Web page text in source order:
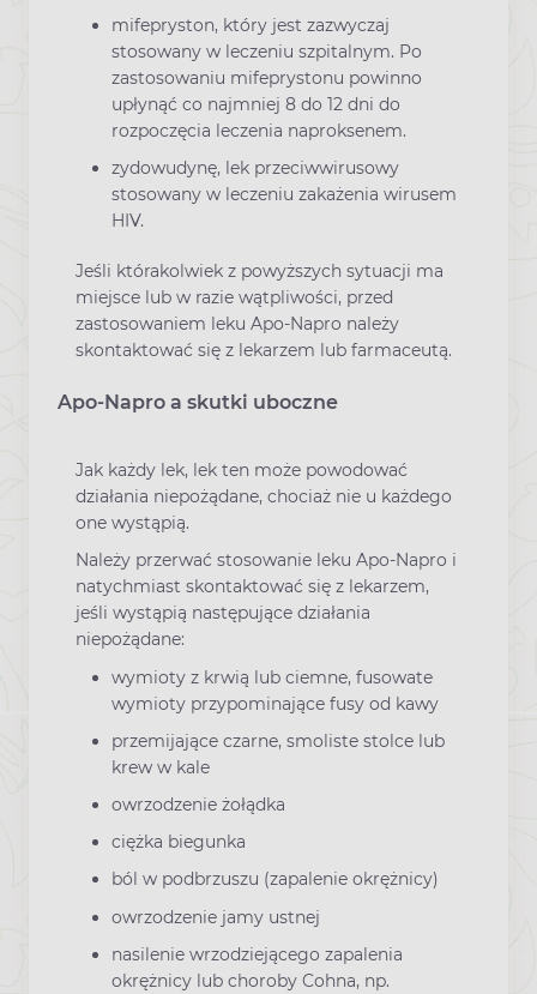
mifepryston, który jest zazwyczaj
stosowany w leczeniu szpitalnym. Po
zastosowaniu mifeprystonu powinno
upłynąć co najmniej 8 do 12 dni do
rozpoczęcia leczenia naproksenem.
zydowudynę, lek przeciwwirusowy
stosowany w leczeniu zakażenia wirusem
HIV.
Jeśli którakolwiek z powyższych sytuacji ma
miejsce lub w razie wątpliwości, przed
zastosowaniem leku Apo-Napro należy
skontaktować się z lekarzem lub farmaceutą.
Apo-Napro a skutki uboczne
Jak każdy lek, lek ten może powodować
działania niepożądane, chociaż nie u każdego
one wystąpią.
Należy przerwać stosowanie leku Apo-Napro i
natychmiast skontaktować się z lekarzem,
jeśli wystąpią następujące działania
niepożądane:
wymioty z krwią lub ciemne, fusowate
wymioty przypominające fusy od kawy
przemijające czarne, smoliste stolce lub
krew w kale
owrzodzenie żołądka
ciężka biegunka
ból w podbrzuszu (zapalenie okrężnicy)
owrzodzenie jamy ustnej
nasilenie wrzodziejącego zapalenia
okrężnicy lub choroby Cohna, np.